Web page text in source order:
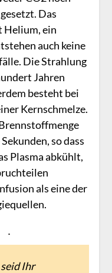
Das
ein
auch keine
Die Strahlung
Jahren
besteht bei
Kernschmelze.
so dass
Plasma abkühlt,
als eine der
Ihr